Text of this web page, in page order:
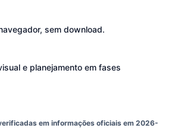
sem download.
e planejamento em fases
em informações oficiais em 2026-